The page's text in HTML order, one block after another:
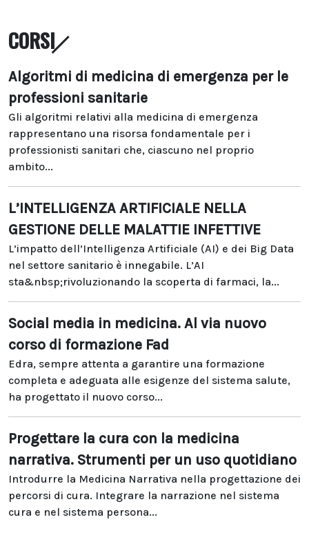
CORSI
Algoritmi di medicina di emergenza per le
professioni sanitarie
Gli algoritmi relativi alla medicina di emergenza
rappresentano una risorsa fondamentale per i
professionisti sanitari che, ciascuno nel proprio
ambito...
L’INTELLIGENZA ARTIFICIALE NELLA
GESTIONE DELLE MALATTIE INFETTIVE
L’impatto dell’Intelligenza Artificiale (AI) e dei Big Data
nel settore sanitario è innegabile. L’AI
sta&nbsp;rivoluzionando la scoperta di farmaci, la...
Social media in medicina. Al via nuovo
corso di formazione Fad
Edra, sempre attenta a garantire una formazione
completa e adeguata alle esigenze del sistema salute,
ha progettato il nuovo corso...
Progettare la cura con la medicina
narrativa. Strumenti per un uso quotidiano
Introdurre la Medicina Narrativa nella progettazione dei
percorsi di cura. Integrare la narrazione nel sistema
cura e nel sistema persona...